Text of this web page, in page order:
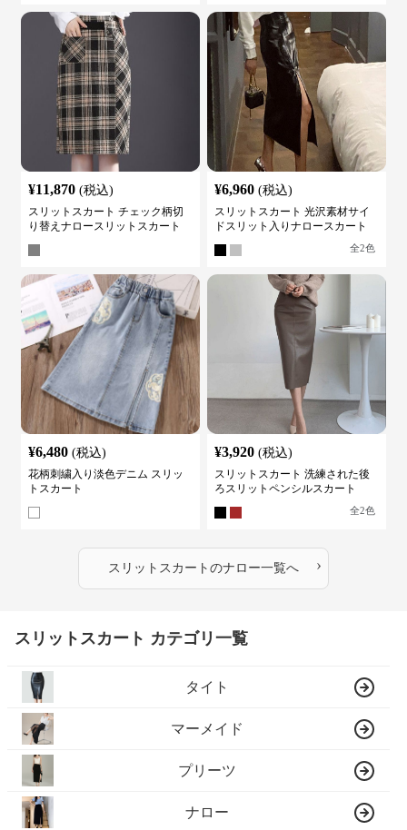
¥11,870 (税込)
スリットスカート チェック柄切
り替えナロースリットスカート
¥6,960 (税込)
スリットスカート 光沢素材サイ
ドスリット入りナロースカート
全2色
¥6,480 (税込)
花柄刺繍入り淡色デニム スリッ
トスカート
¥3,920 (税込)
スリットスカート 洗練された後
ろスリットペンシルスカート
全2色
スリットスカート のナロー一覧へ ›
スリットスカート カテゴリ一覧
タイト
マーメイド
プリーツ
ナロー